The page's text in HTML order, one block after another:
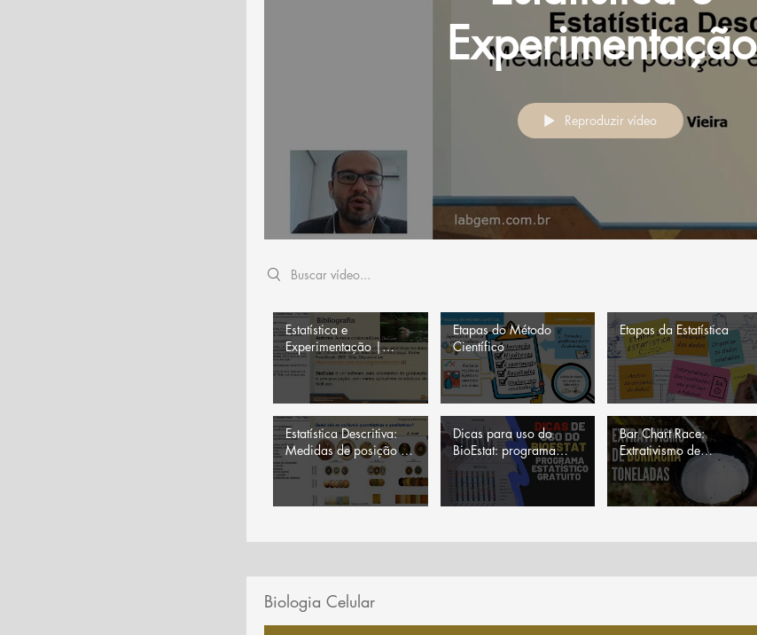
Experimentação
Reproduzir vídeo
Search videos
Estatística e
Experimentação |
Bibliografia básica
Etapas do Método
Científico
Etapas da Estatística
Estatística Descritiva:
Medidas de posição e
dispersão
Dicas para uso do
BioEstat: programa
estatístico gratuito
Bar Chart Race:
Extrativismo de
látex/borracha natural
no Brasil (ranking dos
Estados)
Biologia Celular